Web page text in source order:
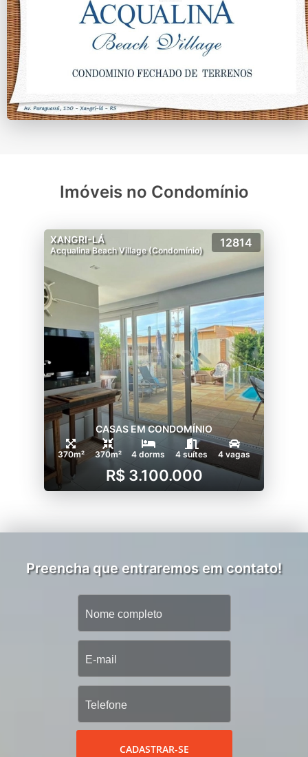
Imóveis no Condomínio
XANGRI-LÁ
Acqualina Beach Village (Condomínio)
12814
CASAS EM CONDOMÍNIO
370m² 370m² 4 dorms 4 suítes 4 vagas
R$ 3.100.000
Preencha que entraremos em contato!
CADASTRAR-SE